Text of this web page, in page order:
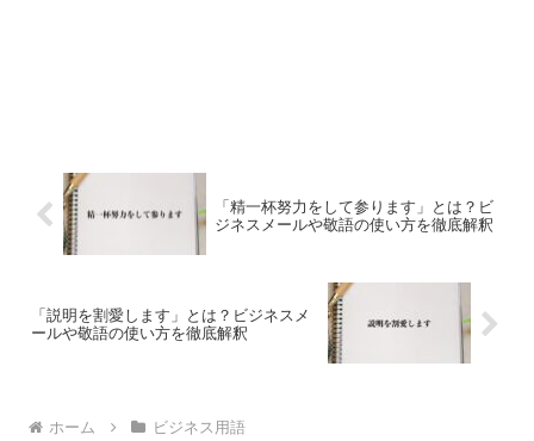
「精一杯努力をして参ります」とは？ビ
ジネスメールや敬語の使い方を徹底解釈
「説明を割愛します」とは？ビジネスメ
ールや敬語の使い方を徹底解釈
ホーム ビジネス用語